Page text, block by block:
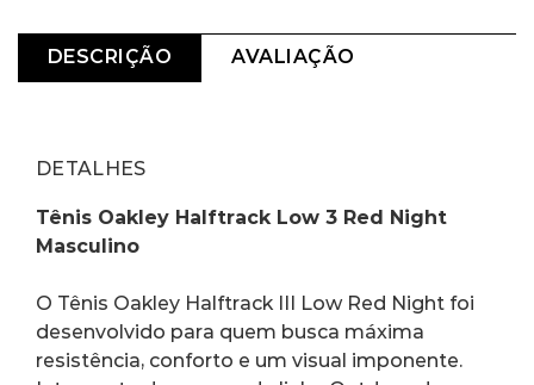
DESCRIÇÃO AVALIAÇÃO
DETALHES
Tênis Oakley Halftrack Low 3 Red Night
Masculino
O Tênis Oakley Halftrack III Low Red Night foi
desenvolvido para quem busca máxima
resistência, conforto e um visual imponente.